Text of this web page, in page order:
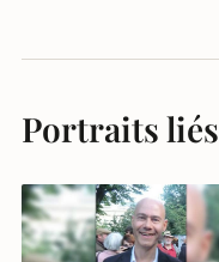
Portraits liés